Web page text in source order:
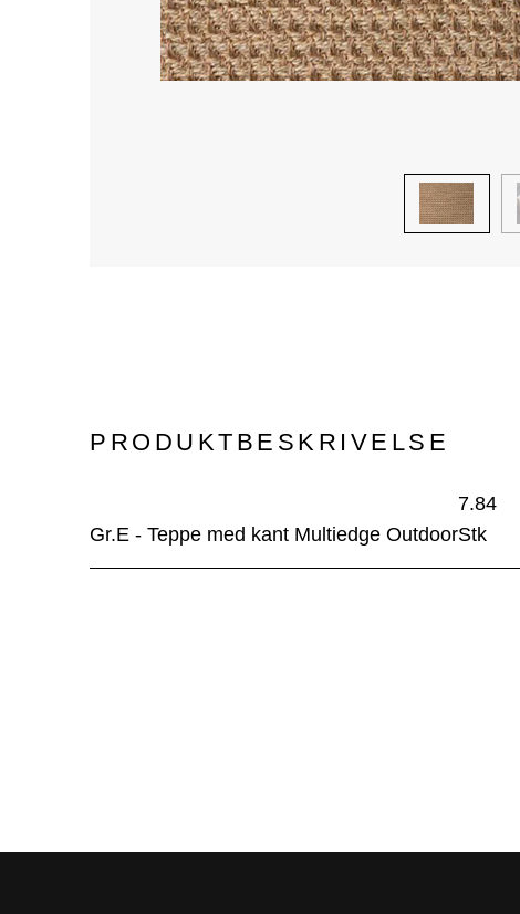
PRODUKTBESKRIVELSE
Gr.E - Teppe med kant Multiedge Outdoor
7.84
Stk